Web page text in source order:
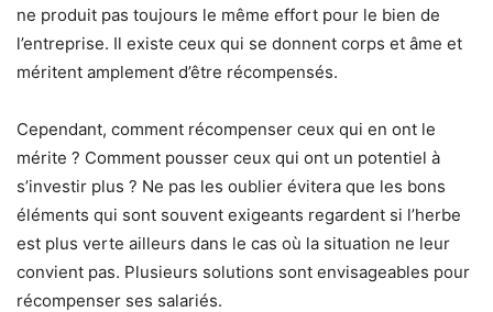
ne produit pas toujours le même effort pour le bien de
l’entreprise. Il existe ceux qui se donnent corps et âme et
méritent amplement d’être récompensés.
Cependant, comment récompenser ceux qui en ont le
mérite ? Comment pousser ceux qui ont un potentiel à
s’investir plus ? Ne pas les oublier évitera que les bons
éléments qui sont souvent exigeants regardent si l’herbe
est plus verte ailleurs dans le cas où la situation ne leur
convient pas. Plusieurs solutions sont envisageables pour
récompenser ses salariés.